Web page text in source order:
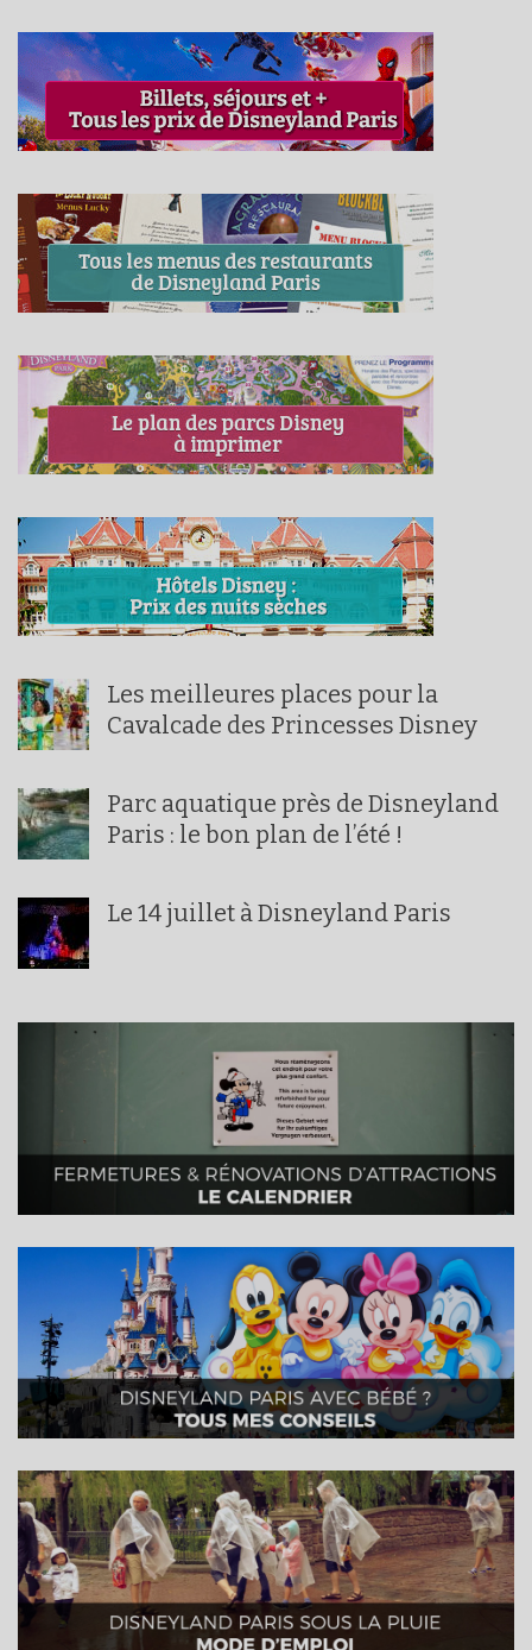
Les meilleures places pour la
Cavalcade des Princesses Disney
Parc aquatique près de Disneyland
Paris : le bon plan de l’été !
Le 14 juillet à Disneyland Paris